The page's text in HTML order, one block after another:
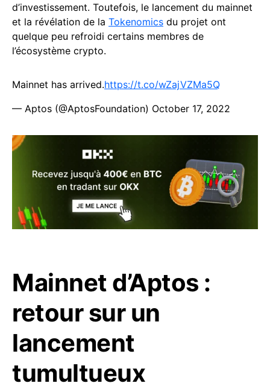
d’investissement. Toutefois, le lancement du mainnet
et la révélation de la Tokenomics du projet ont
quelque peu refroidi certains membres de
l’écosystème crypto.
Mainnet has arrived.https://t.co/wZajVZMa5Q
— Aptos (@AptosFoundation) October 17, 2022
Mainnet d’Aptos :
retour sur un
lancement
tumultueux